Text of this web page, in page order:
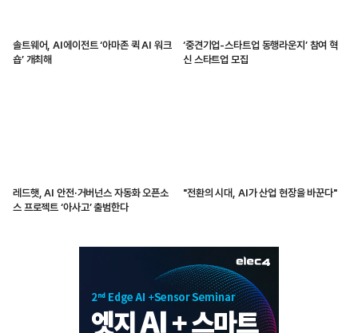
솔트웨어, AI에이전트 ‘아마존 퀵 AI 워크
숍’ 개최해
‘중견기업-스타트업 동행라운지’ 참여 혁
신 스타트업 모집
레드햇, AI 안전·거버넌스 자동화 오픈소
스 프로젝트 ‘아사고’ 출범한다
"전환의 시대, AI가 산업 현장을 바꾼다"